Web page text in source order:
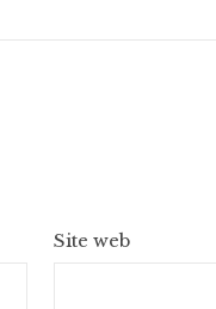
Site web